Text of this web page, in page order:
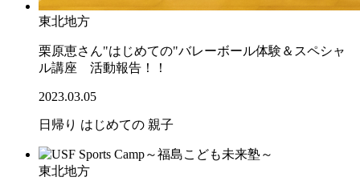
東北地方
栗原恵さん"はじめての"バレーボール体験＆スペシャ
ル講座 活動報告！！
2023.03.05
日帰り はじめての 親子
東北地方